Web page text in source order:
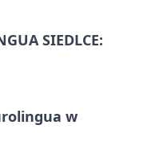
SIEDLCE:
w